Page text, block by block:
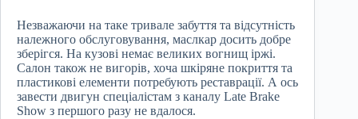
Незважаючи на таке тривале забуття та відсутність
належного обслуговування, маслкар досить добре
зберігся. На кузові немає великих вогнищ іржі.
Салон також не вигорів, хоча шкіряне покриття та
пластикові елементи потребують реставрації. А ось
завести двигун спеціалістам з каналу Late Brake
Show з першого разу не вдалося.